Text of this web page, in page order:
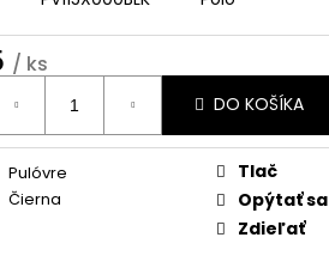
/ ks
DO KOŠÍKA
Pulóvre
Čierna
Tlač
Opýtať sa
Zdieľať